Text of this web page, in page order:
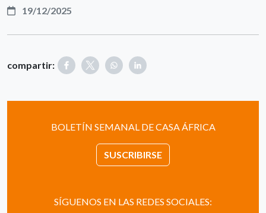
19/12/2025
compartir:
BOLETÍN SEMANAL DE CASA ÁFRICA
SUSCRIBIRSE
SÍGUENOS EN LAS REDES SOCIALES: